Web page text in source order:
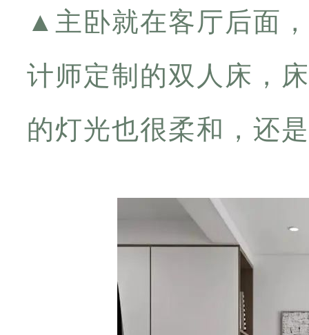
▲ 主卧就在客厅后面
计师定制的双人床，
的灯光也很柔和，还